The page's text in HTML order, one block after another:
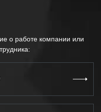
о работе компании или